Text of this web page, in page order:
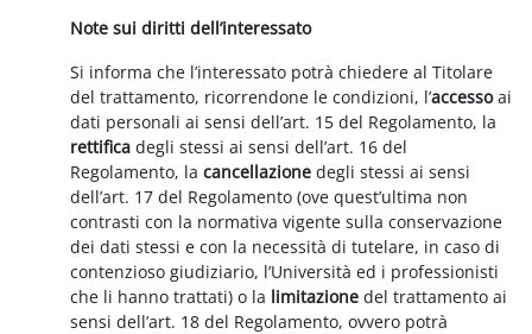
Note sui diritti dell’interessato
Si informa che l’interessato potrà chiedere al Titolare
del trattamento, ricorrendone le condizioni, l’accessoai
dati personali ai sensi dell’art. 15 del Regolamento, la
rettificadegli stessi ai sensi dell’art. 16 del
Regolamento, lacancellazione degli stessi ai sensi
dell’art. 17 del Regolamento (ove quest’ultima non
contrasti con la normativa vigente sulla conservazione
dei dati stessi e con la necessità di tutelare, in caso di
contenzioso giudiziario, l’Università ed i professionisti
che li hanno trattati) o la limitazione del trattamento ai
sensi dell’art. 18 del Regolamento, ovvero potrà